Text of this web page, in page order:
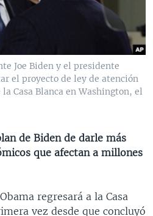
Joe Biden y el presidente
el proyecto de ley de atención
Casa Blanca en Washington, el
de Biden de darle más
que afectan a millones
regresará a la Casa
vez desde que concluyó